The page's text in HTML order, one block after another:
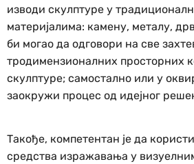
изводи скулптуре у
материјалима: камену, металу,
би могао да одговори на све
тродимензионалних просторних
скулптуре; самостално или у
заокружи процес од идејног
Такође, компетентан је да
средства изражавања у